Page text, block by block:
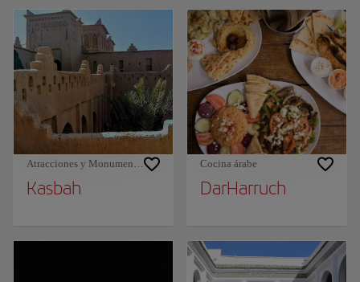
Atracciones y Monumentos
Kasbah
Cocina árabe
DarHarruch